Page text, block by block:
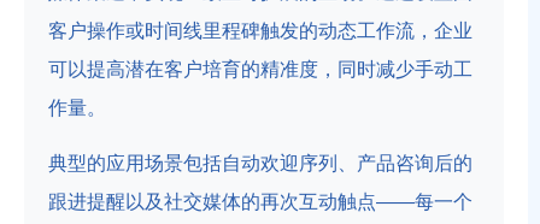
客户操作或时间线里程碑触发的动态工作流，企业
可以提高潜在客户培育的精准度，同时减少手动工
作量。
典型的应用场景包括自动欢迎序列、产品​​咨询后的
跟进提醒以及社交媒体的再次互动触点——每一个